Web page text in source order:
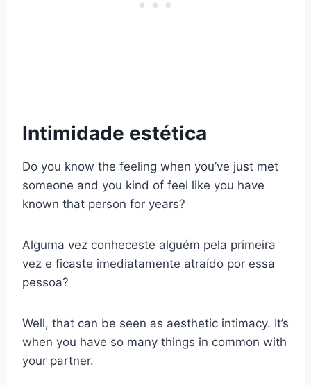
Intimidade estética
Do you know the feeling when you’ve just met
someone and you kind of feel like you have
known that person for years?
Alguma vez conheceste alguém pela primeira
vez e ficaste imediatamente atraído por essa
pessoa?
Well, that can be seen as aesthetic intimacy. It’s
when you have so many things in common with
your partner.